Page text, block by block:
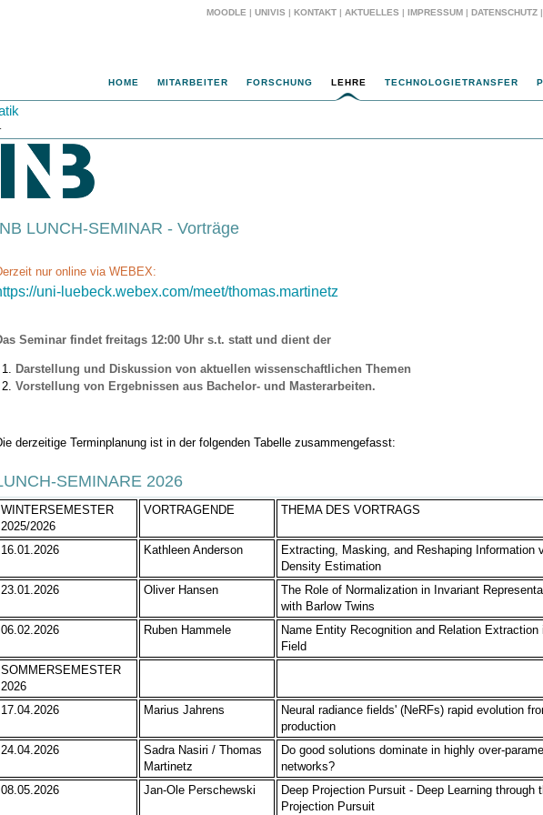
MOODLE | UNIVIS | KONTAKT | AKTUELLES | IMPRESSUM | DATENSCHUTZ |
HOME MITARBEITER FORSCHUNG LEHRE TECHNOLOGIETRANSFER
LUNCH-SEMINAR - Vorträge
nur online via WEBEX:
uni-luebeck.webex.com/meet/thomas.martinetz
Seminar findet freitags 12:00 Uhr s.t. statt und dient der
Darstellung und Diskussion von aktuellen wissenschaftlichen Themen
Vorstellung von Ergebnissen aus Bachelor- und Masterarbeiten.
derzeitige Terminplanung ist in der folgenden Tabelle zusammengefasst:
SEMINARE 2026
WINTERSEMESTER
2025/2026
VORTRAGENDE THEMA DES VORTRAGS
16.01.2026 Kathleen Anderson
Extracting, Masking, and Reshaping Information
Density Estimation
23.01.2026
Oliver Hansen
The Role of Normalization in Invariant
with Barlow Twins
06.02.2026
Ruben Hammele
Name Entity Recognition and Relation Extraction
Field
SOMMERSEMESTER
2026
17.04.2026
Marius Jahrens
Neural radiance fields' (NeRFs) rapid evolution
production
24.04.2026
Sadra Nasiri / Thomas
Martinetz
Do good solutions dominate in highly over-
networks?
08.05.2026
Jan-Ole Perschewski
Deep Projection Pursuit - Deep Learning through
Projection Pursuit